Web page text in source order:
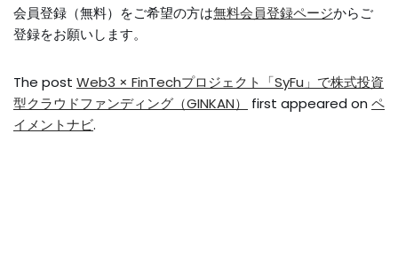
会員登録（無料）をご希望の方は無料会員登録ページからご
登録をお願いします。
The post Web3 × FinTechプロジェクト「SyFu」で株式投資
型クラウドファンディング（GINKAN）
first appeared on ペ
イメントナビ.